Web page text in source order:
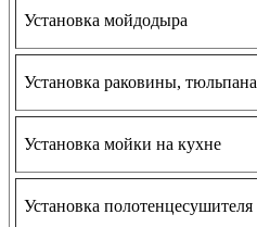
Установка мойдодыра
Установка раковины, тюльпана
Установка мойки на кухне
Установка полотенцесушителя